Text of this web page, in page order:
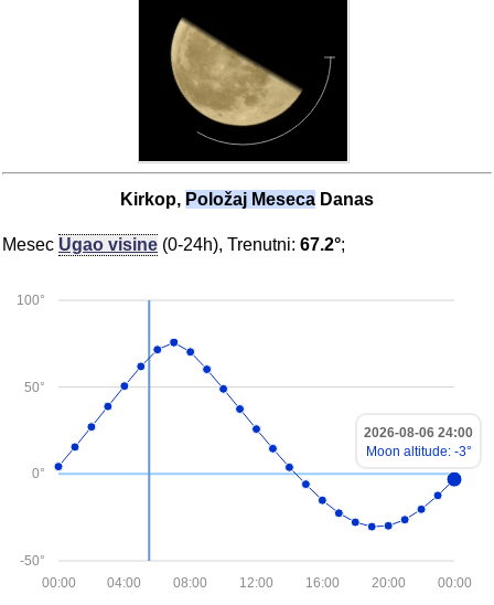
Kirkop, Položaj Meseca Danas
Mesec Ugao visine (0-24h), Trenutni: 67.2°;
-50°
0°
50°
100°
00:00
20:00
16:00
12:00
08:00
04:00
00:00
2026-08-06 24:00
Moon altitude: -3°